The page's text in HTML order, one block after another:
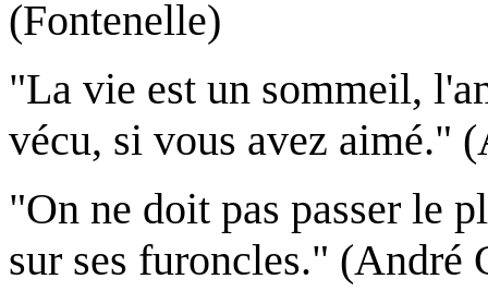
(Fontenelle)
"La vie est un sommeil,
vécu, si vous avez aimé."
"On ne doit pas passer le
sur ses furoncles." (André